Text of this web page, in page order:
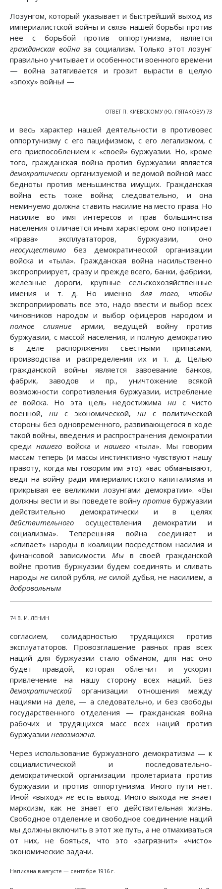
Лозунгом, который указывает и быстрейший выход из
империалистской войны и связь нашей борьбы против
нее с борьбой против оппортунизма, является
гражданская войназа социализм. Только этот лозунг
правильно учитывает и особенности военного времени
— война затягивается и грозит вырасти в целую
«эпоху» войны! —
ОТВЕТ П. КИЕВСКОМУ (Ю. ПЯТАКОВУ) 73
и весь характер нашей деятельности в противовес
оппортунизму с его пацифизмом, с его легализмом, с
его приспособлением к «своей» буржуазии. Но, кроме
того, гражданская война против буржуазии является
демократически организуемой и ведомой войной масс
бедноты против меньшинства имущих. Гражданская
война есть тоже война; следовательно, и она
неминуемо должна ставить насилие на место права. Но
насилие во имя интересов и прав большинства
населения отличается иным характером: оно попирает
«права» эксплуататоров, буржуазии, оно
неосуществимо без демократической организации
войска и «тыла». Гражданская война насильственно
экспроприирует, сразу и прежде всего, банки, фабрики,
железные дороги, крупные сельскохозяйственные
имения и т. д. Но именно для того, чтобы
экспроприировать все это, надо ввести и выбор всех
чиновников народом и выбор офицеров народом и
полное слияние армии, ведущей войну против
буржуазии, с массой населения, и полную демократию
в деле распоряжения съестными припасами,
производства и распределения их и т. д. Целью
гражданской войны является завоевание банков,
фабрик, заводов и пр., уничтожение всякой
возможности сопротивления буржуазии, истребление
ее войска. Но эта цель недостижима ни с чисто
военной, ни с экономической, ни с политической
стороны без одновременного, развивающегося в ходе
такой войны, введения и распространения демократии
срединашего войска инашего «тыла». Мы говорим
массам теперь (и массы инстинктивно чувствуют нашу
правоту, когда мы говорим им это): «вас обманывают,
ведя на войну ради империалистского капитализма и
прикрывая ее великими лозунгами демократии». «Вы
должны вести и вы поведете войнупротив буржуазии
действительно демократически и в целях
действительного осуществления демократии и
социализма». Теперешняя война соединяет и
«сливает» народы в коалиции посредством насилия и
финансовой зависимости.Мы в своей гражданской
войне против буржуазии будем соединять и сливать
народы несилой рубля,не силой дубья, не насилием, а
добровольным
74 В. И. ЛЕНИН
согласием, солидарностью трудящихся против
эксплуататоров. Провозглашение равных прав всех
наций для буржуазии стало обманом, для нас оно
будет правдой, которая облегчит и ускорит
привлечение на нашу сторону всех наций. Без
демократической организации отношения между
нациями на деле, — а следовательно, и без свободы
государственного отделения — гражданская война
рабочих и трудящихся масс всех наций против
буржуазии невозможна.
Через использование буржуазного демократизма — к
социалистической и последовательно-
демократической организации пролетариата против
буржуазии и против оппортунизма. Иного пути нет.
Иной «выход» не есть выход. Иного выхода не знает
марксизм, как не знает его действительная жизнь.
Свободное отделение и свободное соединение наций
мы должны включить в этот же путь, а не отмахиваться
от них, не бояться, что это «загрязнит» «чисто»
экономические задачи.
Написана в августе — сентябре 1916 г.